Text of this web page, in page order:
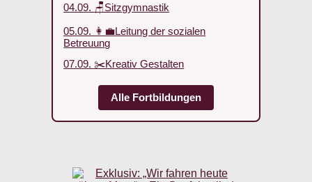
04.09. 🪑Sitzgymnastik
05.09. 👩‍💼Leitung der sozialen
Betreuung
07.09. ✂️Kreativ Gestalten
Alle Fortbildungen